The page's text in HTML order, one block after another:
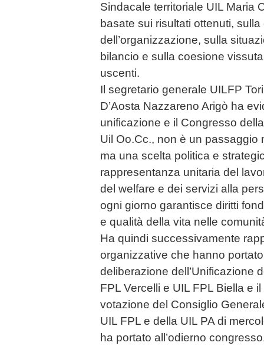
Sindacale territoriale UIL Maria
basate sui risultati ottenuti,
dell’organizzazione, sulla
bilancio e sulla coesione
uscenti.
Il segretario generale UILFP
D’Aosta Nazzareno Arigò ha
unificazione e il Congresso
Uil Oo.Cc., non è un passaggio
ma una scelta politica e
rappresentanza unitaria del
del welfare e dei servizi alla
ogni giorno garantisce diritti
e qualità della vita nelle
Ha quindi successivamente
organizzative che hanno
deliberazione dell’Unificazione
FPL Vercelli e UIL FPL Biella e
votazione del Consiglio
UIL FPL e della UIL PA di
ha portato all’odierno